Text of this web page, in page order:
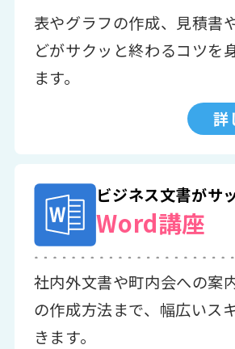
表やグラフの作成、見積書
どがサクッと終わるコツを
ます。
詳
ビジネス文書がサ
Word講座
社内外文書や町内会への案
の作成方法まで、幅広いス
きます。